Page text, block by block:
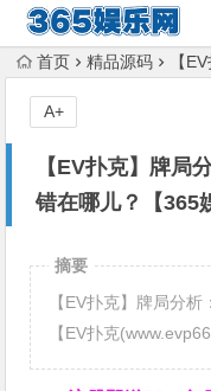
首页 精品源码 【EV
【EV扑克】牌局
错在哪儿？【365
A+
摘要
【EV扑克】牌局分
【EV扑克